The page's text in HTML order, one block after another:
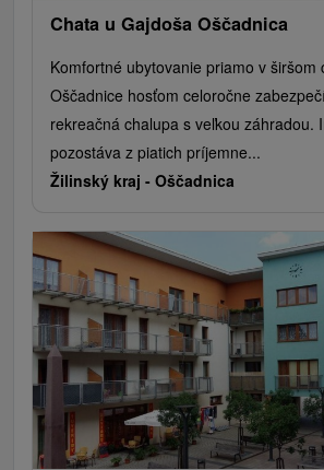
Chata u Gajdoša Oščadnica
Komfortné ubytovanie priamo v širšom
Oščadnice hosťom celoročne
rekreačná chalupa s veľkou záhradou.
pozostáva z piatich príjemne...
Žilinský kraj - Oščadnica